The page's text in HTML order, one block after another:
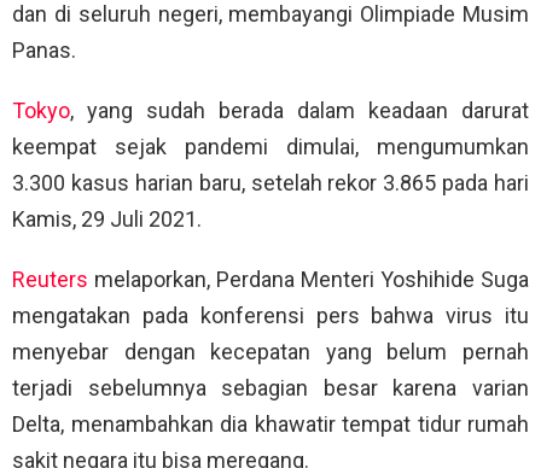
dan di seluruh negeri, membayangi Olimpiade Musim
Panas.
Tokyo, yang sudah berada dalam keadaan darurat
keempat sejak pandemi dimulai, mengumumkan
3.300 kasus harian baru, setelah rekor 3.865 pada hari
Kamis, 29 Juli 2021.
Reuters melaporkan, Perdana Menteri Yoshihide Suga
mengatakan pada konferensi pers bahwa virus itu
menyebar dengan kecepatan yang belum pernah
terjadi sebelumnya sebagian besar karena varian
Delta, menambahkan dia khawatir tempat tidur rumah
sakit negara itu bisa meregang.